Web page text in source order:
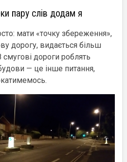
пару слів додам я
мати «точку збереження»,
дорогу, видається більш
дороги роблять
— це інше питання,